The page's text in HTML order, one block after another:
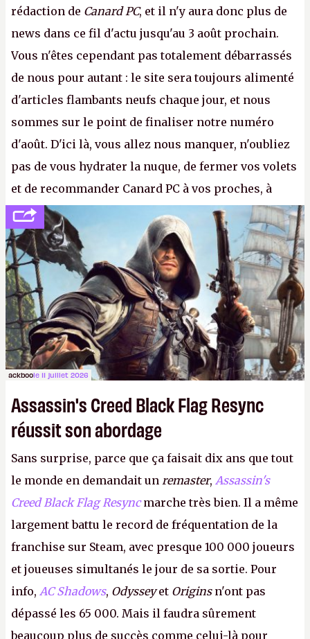
rédaction de Canard PC, et il n'y aura donc plus de
news dans ce fil d'actu jusqu'au 3 août prochain.
Vous n'êtes cependant pas totalement débarrassés
de nous pour autant : le site sera toujours alimenté
d'articles flambants neufs chaque jour, et nous
sommes sur le point de finaliser notre numéro
d'août. D'ici là, vous allez nous manquer, n'oubliez
pas de vous hydrater la nuque, de fermer vos volets
et de recommander Canard PC à vos proches, à
votre famille et aux inconnus que vous croisez
dans la rue. Bon été à tous ! –ER.
ackboole 11 juillet 2026
Assassin's Creed Black Flag Resync
réussit son abordage
Sans surprise, parce que ça faisait dix ans que tout
le monde en demandait un remaster, Assassin's
Creed Black Flag Resyncmarche très bien. Il a même
largement battu le record de fréquentation de la
franchise sur Steam, avec presque 100 000 joueurs
et joueuses simultanés le jour de sa sortie. Pour
info, AC Shadows, Odysseyet Originsn'ont pas
dépassé les 65 000. Mais il faudra sûrement
beaucoup plus de succès comme celui-là pour